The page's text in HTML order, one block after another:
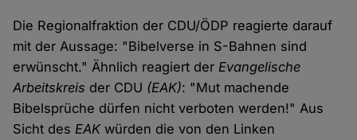
Die Regionalfraktion der CDU/ÖDP reagierte darauf
mit der Aussage: "Bibelverse in S-Bahnen sind
erwünscht." Ähnlich reagiert der Evangelische
Arbeitskreis der CDU (EAK): "Mut machende
Bibelsprüche dürfen nicht verboten werden!" Aus
Sicht des EAKwürden die von den Linken